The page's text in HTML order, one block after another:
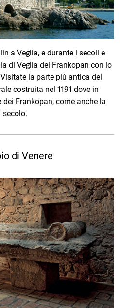
a Veglia, e durante i secoli è
di Veglia dei Frankopan con lo
la parte più antica del
costruita nel 1191 dove in
Frankopan, come anche la
secolo.
di Venere